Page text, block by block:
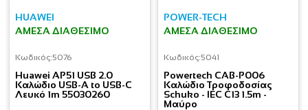
HUAWEI
ΆΜΕΣΑ ΔΙΑΘΈΣΙΜΟ
Κωδικός:5076
Huawei AP51 USB 2.0
Καλώδιο USB-A to USB-C
Λευκό 1m 55030260
POWER-TECH
ΆΜΕΣΑ ΔΙΑΘΈΣΙΜΟ
Κωδικός:5041
Powertech CAB-P006
Καλώδιο Τροφοδοσίας
Schuko - IEC C13 1.5m -
Μαύρο